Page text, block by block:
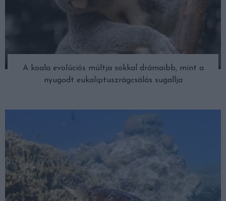
A koala evolúciós múltja sokkal drámaibb, mint a
nyugodt eukaliptuszrágcsálás sugallja